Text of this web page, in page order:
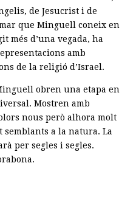
de Jesucrist i de
que Minguell coneix en
més d’una vegada, ha
amb
de la religió d’Israel.
obren una etapa en
Mostren amb
nous però alhora molt
semblants a la natura. La
per segles i segles.